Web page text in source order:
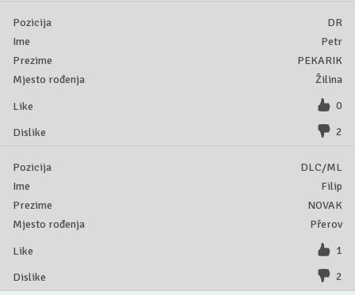
DR
Petr
PEKARIK
Žilina
0
2
DLC/ML
Filip
NOVAK
Přerov
1
2